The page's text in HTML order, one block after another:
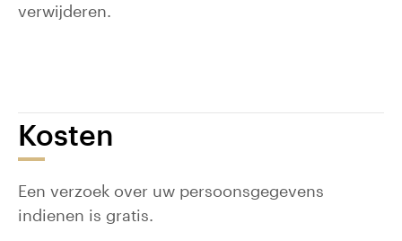
verwijderen.
Kosten
Een verzoek over uw persoonsgegevens
indienen is gratis.